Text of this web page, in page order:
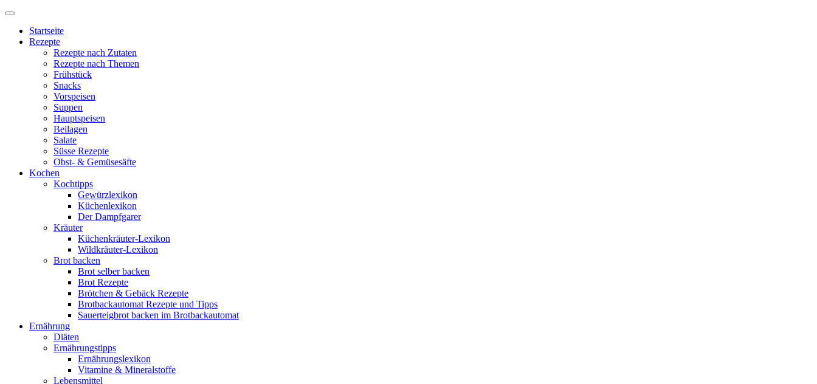
Startseite
Rezepte
Rezepte nach Zutaten
Rezepte nach Themen
Frühstück
Snacks
Vorspeisen
Suppen
Hauptspeisen
Beilagen
Salate
Süsse Rezepte
Obst- & Gemüsesäfte
Kochen
Kochtipps
Gewürzlexikon
Küchenlexikon
Der Dampfgarer
Kräuter
Küchenkräuter-Lexikon
Wildkräuter-Lexikon
Brot backen
Brot selber backen
Brot Rezepte
Brötchen & Gebäck Rezepte
Brotbackautomat Rezepte und Tipps
Sauerteigbrot backen im Brotbackautomat
Ernährung
Diäten
Ernährungstipps
Ernährungslexikon
Vitamine & Mineralstoffe
Lebensmittel